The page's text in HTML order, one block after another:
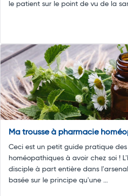
le patient sur le point de vu de la
Ma trousse à pharmacie
Ceci est un petit guide pratique
homéopathiques à avoir chez soi !
disciple à part entière dans
basée sur le principe qu'une ...